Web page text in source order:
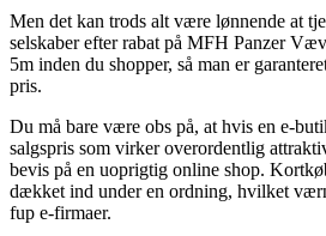
Men det kan trods alt være lønnende at
selskaber efter rabat på MFH Panzer
5m inden du shopper, så man er
pris.
Du må bare være obs på, at hvis en e-
salgspris som virker overordentlig
bevis på en uoprigtig online shop.
dækket ind under en ordning, hvilket
fup e-firmaer.